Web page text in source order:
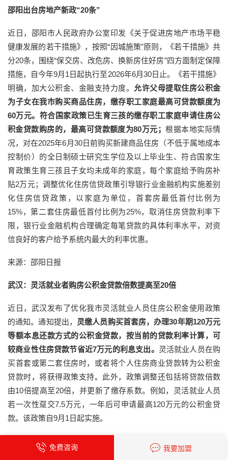
邵阳出台房地产新政“20条”
近日，邵阳市人民政府办公室印发《关于促进房地产市场平稳
健康发展的若干措施》，按照“因城施策”原则，《若干措施》共
分20条，围绕“保交房、改危房、换新房住好房”四方面制定保障
措施，自今年9月1日起执行至2026年6月30日止。《若干措施》
明确，加大公积金、金融支持力度。 允许父母提取住房公积金
为子女在我市购买商品住房，缴存职工家庭最高可贷款额度为
60万元。符合国家政策已生育三孩的缴存职工家庭申请住房公
积金贷款购房的，最高可贷款额度为80万元； 根据本地实际情
况，对在2025年6月30日前购买新建商品住房（不低于属地成本
控制价）的全日制硕士研究生学位及以上毕业生、符合国家生
育政策生育三孩且子女均未成年的家庭，每个家庭给予购房补
贴2万元；调整优化住房信贷政策引导银行业金融机构实施差别
化住房信贷政策，以家庭为单位，首套房最低首付比例为
15%，第二套住房最低首付比例为25%，取消住房贷款利率下
限，银行业金融机构合理确定每笔贷款的具体利率水平，对资
信良好的客户给予系统内最大的利率优惠。
来源：邵阳日报
武汉：灵活就业者购房公积金贷款倍数提高至20倍
近日，武汉发布了优化我市灵活就业人员住房公积金使用政策
的通知。通知提出， 灵缴人员购买首套房，办理30年期120万元
等额本息还款方式的公积金贷款，按当前的贷款利率计算，可
较商业性住房贷款节省近7万元的利息支出。 灵活就业人员在购
买首套或第二套住房时，或者将个人住房商业贷款转为公积金
贷款时，将获得政策支持。此外，政策调整还包括将贷款倍数
由10倍提高至20倍，并更新了缴存系数。例如，灵活就业人员
若一次性趸交7.5万元，一年后可申请最高120万元的公积金贷
款。该政策自9月1日起实施。
来源：中房网
免费咨询 我要加盟